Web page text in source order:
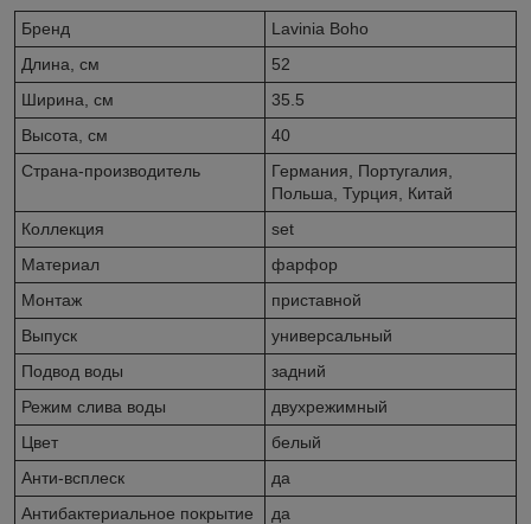
Бренд
Lavinia Boho
Длина, см
52
Ширина, см
35.5
Высота, см
40
Страна-производитель
Германия, Португалия,
Польша, Турция, Китай
Коллекция
set
Материал
фарфор
Монтаж
приставной
Выпуск
универсальный
Подвод воды
задний
Режим слива воды
двухрежимный
Цвет
белый
Анти-всплеск
да
Антибактериальное покрытие
да